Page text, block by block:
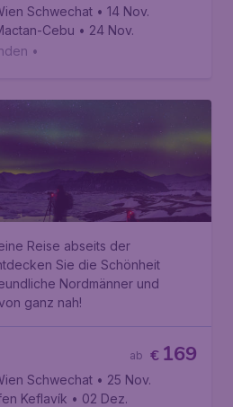
Schwechat • 14 Nov.
Cebu • 24 Nov.
•
Reise abseits der
Sie die Schönheit
Nordmänner und
ganz nah!
€ 169
ab
Schwechat • 25 Nov.
Keflavík • 02 Dez.